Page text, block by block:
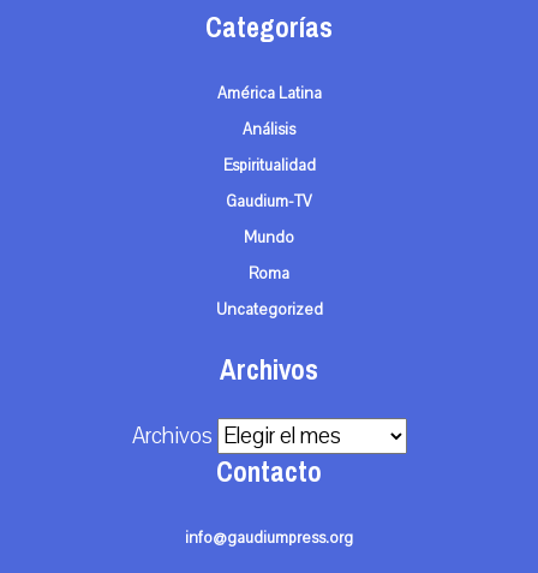
Categorías
América Latina
Análisis
Espiritualidad
Gaudium-TV
Mundo
Roma
Uncategorized
Archivos
Archivos
Contacto
info@gaudiumpress.org